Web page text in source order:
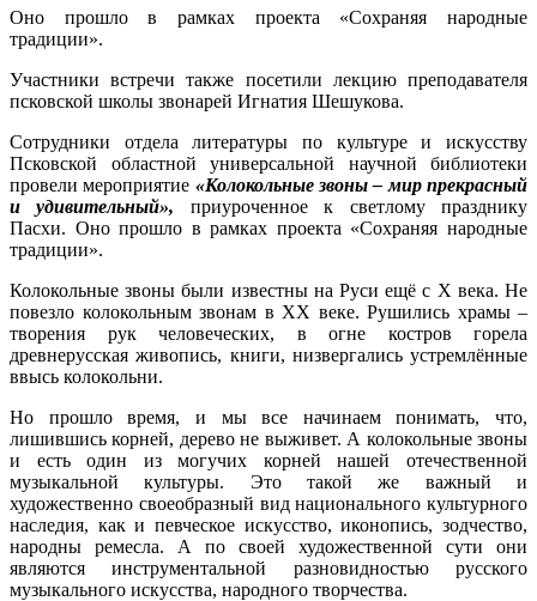
Оно прошло в рамках проекта «Сохраняя народные
традиции».
Участники встречи также посетили лекцию преподавателя
псковской школы звонарей Игнатия Шешукова.
Сотрудники отдела литературы по культуре и искусству
Псковской областной универсальной научной библиотеки
провели мероприятие «Колокольные звоны – мир прекрасный
и удивительный», приуроченное к светлому празднику
Пасхи. Оно прошло в рамках проекта «Сохраняя народные
традиции».
Колокольные звоны были известны на Руси ещё с X века. Не
повезло колокольным звонам в XX веке. Рушились храмы –
творения рук человеческих, в огне костров горела
древнерусская живопись, книги, низвергались устремлённые
ввысь колокольни.
Но прошло время, и мы все начинаем понимать, что,
лишившись корней, дерево не выживет. А колокольные звоны
и есть один из могучих корней нашей отечественной
музыкальной культуры. Это такой же важный и
художественно своеобразный вид национального культурного
наследия, как и певческое искусство, иконопись, зодчество,
народны ремесла. А по своей художественной сути они
являются инструментальной разновидностью русского
музыкального искусства, народного творчества.